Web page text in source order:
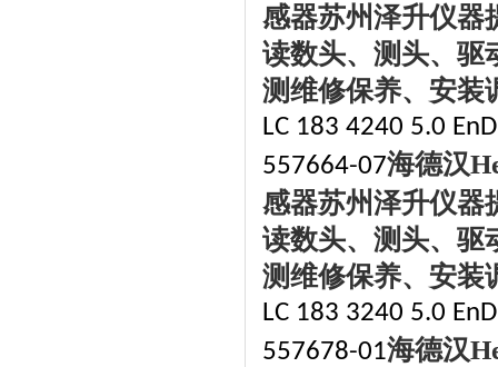
感器苏州泽升仪器
读数头、测头、驱
测维修保养、安装
LC 183 4240 5.0
557664-07海德汉
感器苏州泽升仪器
读数头、测头、驱
测维修保养、安装
LC 183 3240 5.0
557678-01海德汉